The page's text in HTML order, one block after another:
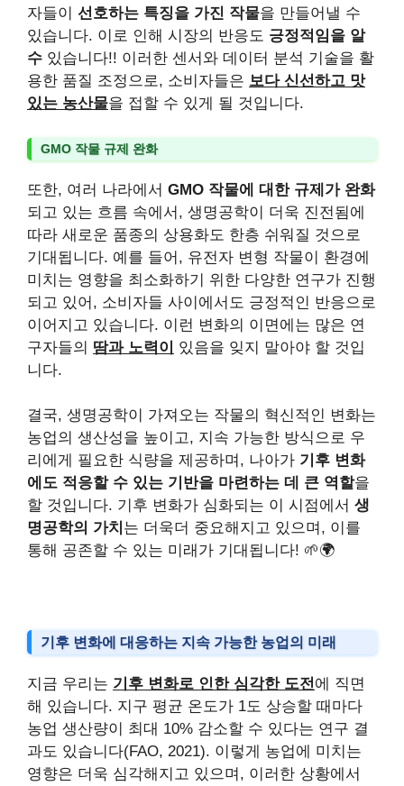
자들이 선호하는 특징을 가진 작물을 만들어낼 수
있습니다. 이로 인해 시장의 반응도 긍정적임을 알
수 있습니다!! 이러한 센서와 데이터 분석 기술을 활
용한 품질 조정으로, 소비자들은 보다 신선하고 맛
있는 농산물을 접할 수 있게 될 것입니다.
GMO 작물 규제 완화
또한, 여러 나라에서 GMO 작물에 대한 규제가 완화
되고 있는 흐름 속에서, 생명공학이 더욱 진전됨에
따라 새로운 품종의 상용화도 한층 쉬워질 것으로
기대됩니다. 예를 들어, 유전자 변형 작물이 환경에
미치는 영향을 최소화하기 위한 다양한 연구가 진행
되고 있어, 소비자들 사이에서도 긍정적인 반응으로
이어지고 있습니다. 이런 변화의 이면에는 많은 연
구자들의 땀과 노력이
있음을 잊지 말아야 할 것입
니다.
결국, 생명공학이 가져오는 작물의 혁신적인 변화는
농업의 생산성을 높이고, 지속 가능한 방식으로 우
리에게 필요한 식량을 제공하며, 나아가 기후 변화
에도 적응할 수 있는 기반을 마련하는 데 큰 역할을
할 것입니다. 기후 변화가 심화되는 이 시점에서 생
명공학의 가치 는 더욱더 중요해지고 있으며, 이를
통해 공존할 수 있는 미래가 기대됩니다! 🌱🌍
기후 변화에 대응하는 지속 가능한 농업의 미래
지금 우리는 기후 변화로 인한 심각한 도전에 직면
해 있습니다. 지구 평균 온도가 1도 상승할 때마다
농업 생산량이 최대 10% 감소할 수 있다는 연구 결
과도 있습니다(FAO, 2021). 이렇게 농업에 미치는
영향은 더욱 심각해지고 있으며, 이러한 상황에서